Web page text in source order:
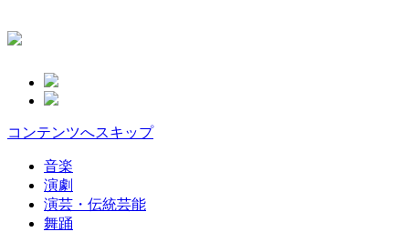
コンテンツへスキップ
音楽
演劇
演芸・伝統芸能
舞踊